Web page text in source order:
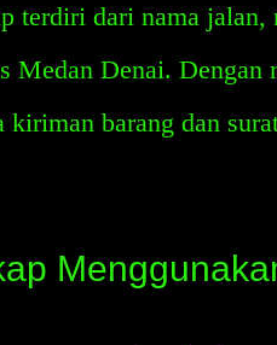
terdiri dari nama jalan,
Medan Denai. Dengan
barang dan